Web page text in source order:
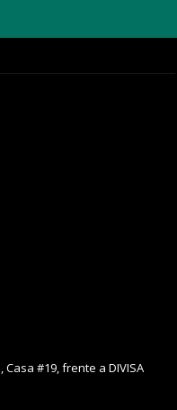
#19, frente a DIVISA